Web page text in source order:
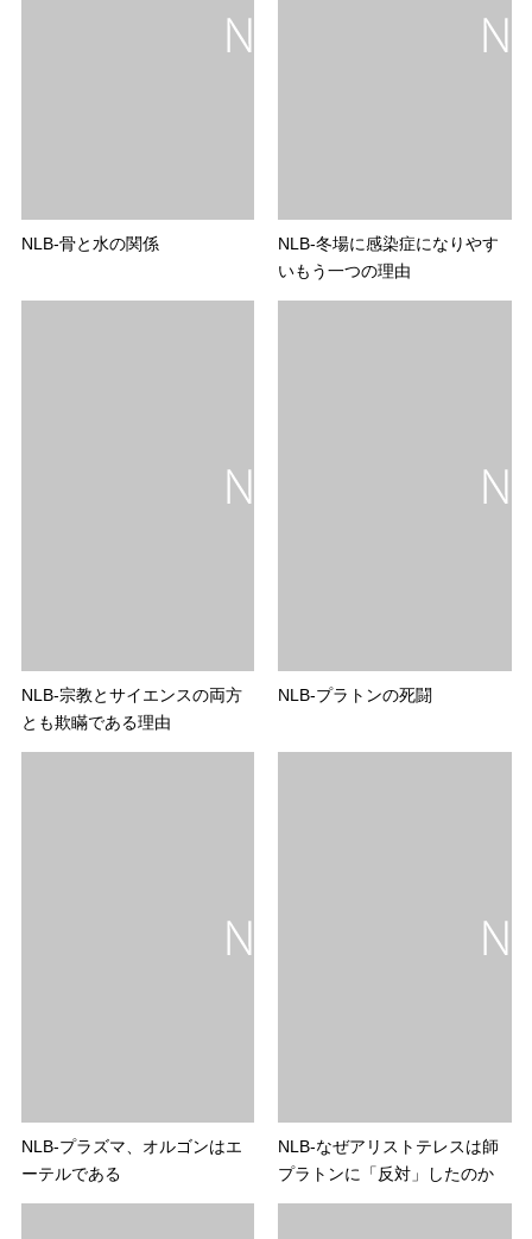
NLB-骨と水の関係
NLB-冬場に感染症になりやす
いもう一つの理由
NLB-宗教とサイエンスの両方
とも欺瞞である理由
NLB-プラトンの死闘
NLB-プラズマ、オルゴンはエ
ーテルである
NLB-なぜアリストテレスは師
プラトンに「反対」したのか